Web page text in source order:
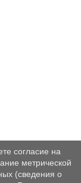
согласие на
метрической
(сведения о